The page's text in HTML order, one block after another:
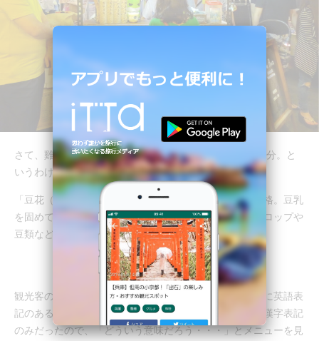
さて、雞排の後は さっぱりとしたデザートが食べたい気分。と
いうわけで、豆花の屋台へ寄ってみました。
「豆花（トウファ、ドウホワ）」は台湾スイーツの代表格。豆乳
を固めて作ったプルプルの豆腐のようなものに、甘いシロップや
豆類などをかけて食べる伝統的なスイーツです。
観光客の多い六合夜市と違って、瑞豊夜市ではメニューに英語表
記のあるお店があまり多くありません。こちらの屋台も漢字表記
のみだったので、「どういう意味だろう・・・」とメニューを見